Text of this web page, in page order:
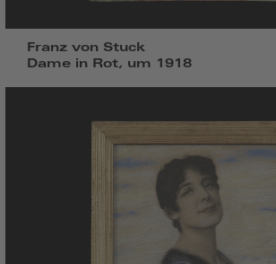
Franz von Stuck
Dame in Rot, um 1918